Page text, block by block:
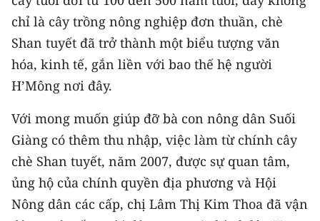
TRI THỨC CHUYÊN SÂU
54 DÂN TỘC VIỆT NAM
CHƯƠNG TRÌNH OCOP - MỖI XÃ
RADIO
MEDIA CENTER
chỉ là cây trồng nông nghiệp đơn thuần, chè
Shan tuyết đã trở thành một biểu tượng văn
hóa, kinh tế, gắn liền với bao thế hệ người
H’Mông nơi đây.
Với mong muốn giúp đỡ bà con nông dân Suối
Giàng có thêm thu nhập, việc làm từ chính cây
chè Shan tuyết, năm 2007, được sự quan tâm,
ủng hộ của chính quyền địa phương và Hội
Nông dân các cấp, chị Lâm Thị Kim Thoa đã vận